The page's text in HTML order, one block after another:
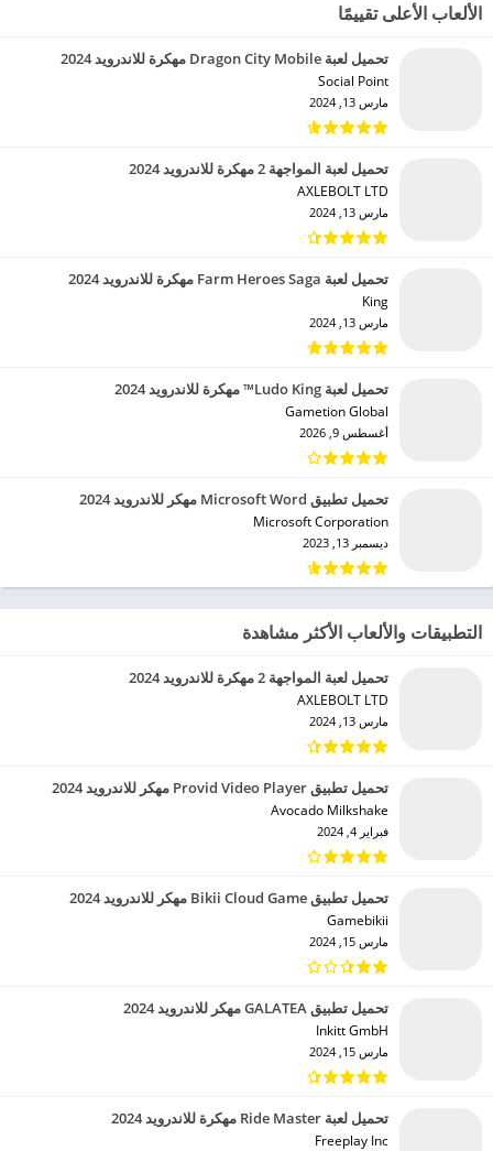
الألعاب الأعلى تقييمًا
تحميل لعبة Dragon City Mobile مهكرة للاندرويد 2024
Social Point‏
مارس 13, 2024
تحميل لعبة المواجهة 2 مهكرة للاندرويد 2024
AXLEBOLT LTD‏
مارس 13, 2024
تحميل لعبة Farm Heroes Saga مهكرة للاندرويد 2024
King‏
مارس 13, 2024
تحميل لعبة Ludo King™ مهكرة للاندرويد 2024
Gametion Global‏
أغسطس 9, 2026
تحميل تطبيق Microsoft Word مهكر للاندرويد 2024
Microsoft Corporation‏
ديسمبر 13, 2023
التطبيقات والألعاب الأكثر مشاهدة
تحميل لعبة المواجهة 2 مهكرة للاندرويد 2024
AXLEBOLT LTD‏
مارس 13, 2024
تحميل تطبيق Provid Video Player مهكر للاندرويد 2024
Avocado Milkshake‏
فبراير 4, 2024
تحميل تطبيق Bikii Cloud Game مهكر للاندرويد 2024
Gamebikii‏
مارس 15, 2024
تحميل تطبيق GALATEA مهكر للاندرويد 2024
Inkitt GmbH‏
مارس 15, 2024
تحميل لعبة Ride Master مهكرة للاندرويد 2024
Freeplay Inc‏